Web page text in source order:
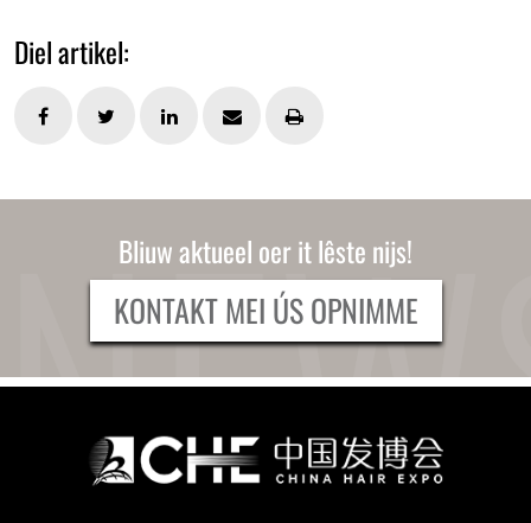
Diel artikel:
Bliuw aktueel oer it lêste nijs!
KONTAKT MEI ÚS OPNIMME